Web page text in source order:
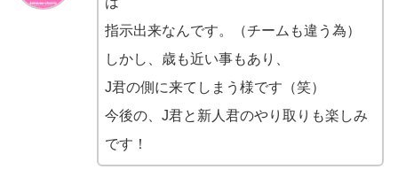
指示出来なんです。（チームも違う為）
しかし、歳も近い事もあり、
J君の側に来てしまう様です（笑）
今後の、J君と新人君のやり取りも楽しみ
です！